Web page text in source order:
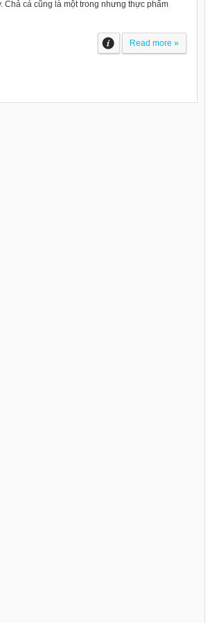
Chả cá cũng là một trong nhưng thực phẩm
Read more »